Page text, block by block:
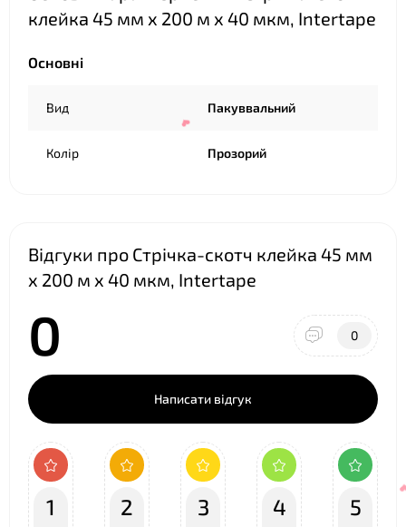
клейка 45 мм х 200 м х 40 мкм, Intertape
Основні
Вид Пакуввальний
Колір Прозорий
Відгуки про Стрічка-скотч клейка 45 мм
х 200 м х 40 мкм, Intertape
0 0
Написати відгук
1 2 3 4 5
❤